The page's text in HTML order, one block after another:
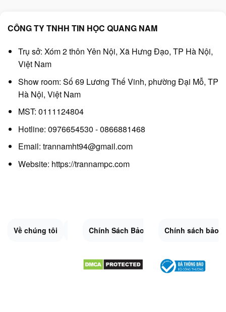
CÔNG TY TNHH TIN HỌC QUANG NAM
Trụ sở: Xóm 2 thôn Yên Nội, Xã Hưng Đạo, TP Hà Nội,
Việt Nam
Show room: Số 69 Lương Thế Vinh, phường Đại Mỗ, TP
Hà Nội, Việt Nam
MST: 0111124804
Hotline: 0976654530 - 0866881468
Email: trannamht94@gmail.com
Website: https://trannampc.com
Về chúng tôi Liên Hệ Quy Định Chung Sitemap.XML
Chính Sách Bảo Mật Đổi trả và hoàn
Chính sách bảo